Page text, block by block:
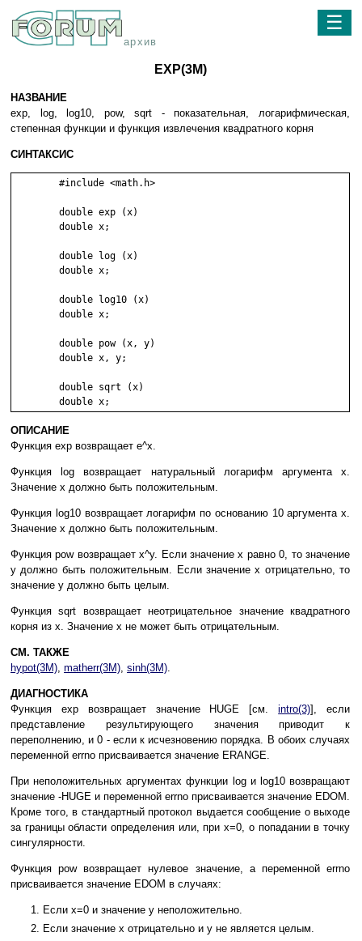
архив
☰
EXP(3M)
НАЗВАНИЕ
exp, log, log10, pow, sqrt - показательная, логарифмическая,
степенная функции и функция извлечения квадратного корня
СИНТАКСИС
ОПИСАНИЕ
Функция exp возвращает e^x.
Функция log возвращает натуральный логарифм аргумента x.
Значение x должно быть положительным.
Функция log10 возвращает логарифм по основанию 10 аргумента x.
Значение x должно быть положительным.
Функция pow возвращает x^y. Если значение x равно 0, то значение
y должно быть положительным. Если значение x отрицательно, то
значение y должно быть целым.
Функция sqrt возвращает неотрицательное значение квадратного
корня из x. Значение x не может быть отрицательным.
СМ. ТАКЖЕ
hypot(3M), matherr(3M), sinh(3M).
ДИАГНОСТИКА
Функция exp возвращает значение HUGE [см.intro(3)], если
представление результирующего значения приводит к
переполнению, и 0 - если к исчезновению порядка. В обоих случаях
переменной errno присваивается значение ERANGE.
При неположительных аргументах функции log и log10 возвращают
значение -HUGE и переменной errno присваивается значение EDOM.
Кроме того, в стандартный протокол выдается сообщение о выходе
за границы области определения или, при x=0, о попадании в точку
сингулярности.
Функция pow возвращает нулевое значение, а переменной errno
присваивается значение EDOM в случаях:
Если x=0 и значение y неположительно.
Если значение x отрицательно и y не является целым.